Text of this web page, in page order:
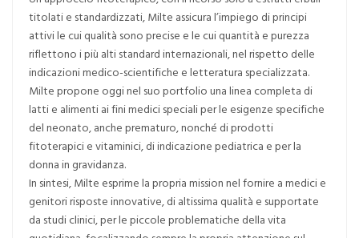
titolati e standardizzati, Milte assicura l’impiego di principi
attivi le cui qualità sono precise e le cui quantità e purezza
riflettono i più alti standard internazionali, nel rispetto delle
indicazioni medico-scientifiche e letteratura specializzata.
Milte propone oggi nel suo portfolio una linea completa di
latti e alimenti ai fini medici speciali per le esigenze specifiche
del neonato, anche prematuro, nonché di prodotti
fitoterapici e vitaminici, di indicazione pediatrica e per la
donna in gravidanza.
In sintesi, Milte esprime la propria mission nel fornire a medici e
genitori risposte innovative, di altissima qualità e supportate
da studi clinici, per le piccole problematiche della vita